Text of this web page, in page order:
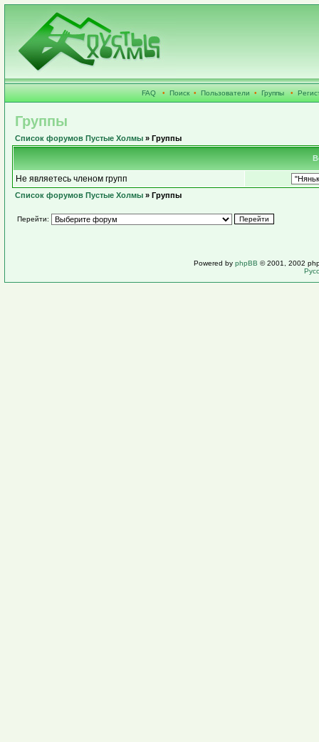
FAQ • Поиск • Пользователи • Группы •
Группы
Список форумов Пустые Холмы » Группы
Не являетесь членом групп
Список форумов Пустые Холмы » Группы
Перейти:
Powered by phpBB © 2001, 2002